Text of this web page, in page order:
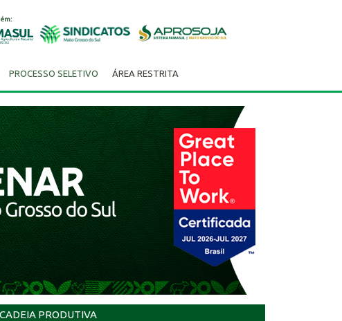
PROCESSO SELETIVO
ÁREA RESTRITA
PRODUTIVA